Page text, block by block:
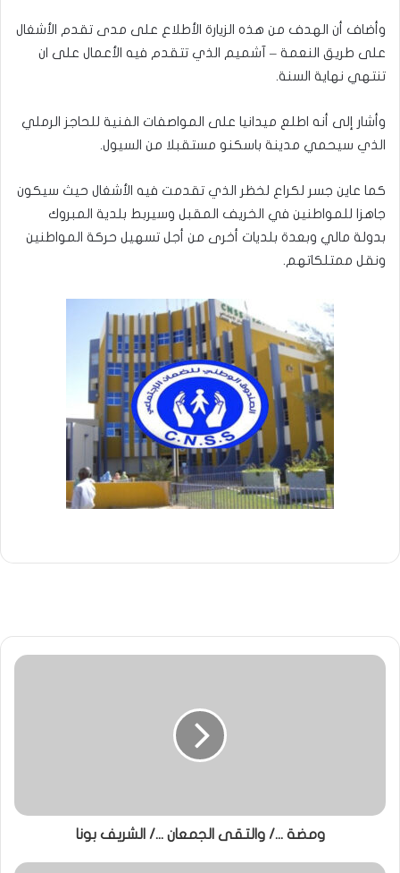
وأضاف أن الهدف من هذه الزيارة الأطلاع على مدى تقدم الأشغال
على طريق النعمة – آشميم الذي تتقدم فيه الأعمال على ان
تنتهي نهاية السنة.
وأشار إلى أنه اطلع ميدانيا على المواصفات الفنية للحاجز الرملي
الذي سيحمي مدينة باسكنو مستقبلا من السيول.
كما عاين جسر لكراع لخظر الذي تقدمت فيه الأشغال حيث سيكون
جاهزا للمواطنين في الخريف المقبل وسيربط بلدية المبروك
بدولة مالي وبعدة بلديات أخرى من أجل تسهيل حركة المواطنين
ونقل ممتلكاتهم.
ومضة .../ والتقى الجمعان .../ الشريف بونا